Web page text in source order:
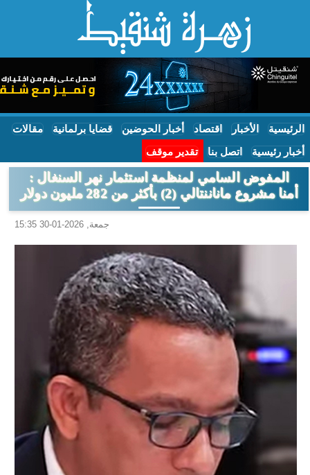
الرئيسية الأخبار اقتصاد أخبار الحوضين قضايا برلمانية مقالات
أخبار رئيسية اتصل بنا تقدير موقف
المفوض السامي لمنظمة استثمار نهر السنغال :
أمنا مشروع ماناننتالي (2) بأكثر من 282 مليون دولار
جمعة, 2026-01-30 15:35